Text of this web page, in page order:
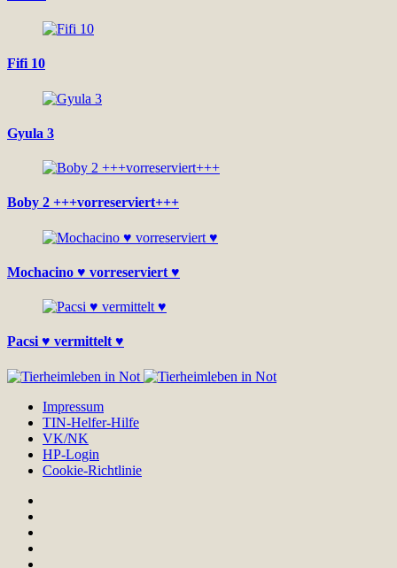
Fifi 10
Gyula 3
Boby 2 +++vorreserviert+++
Mochacino ♥ vorreserviert ♥
Pacsi ♥ vermittelt ♥
Impressum
TIN-Helfer-Hilfe
VK/NK
HP-Login
Cookie-Richtlinie